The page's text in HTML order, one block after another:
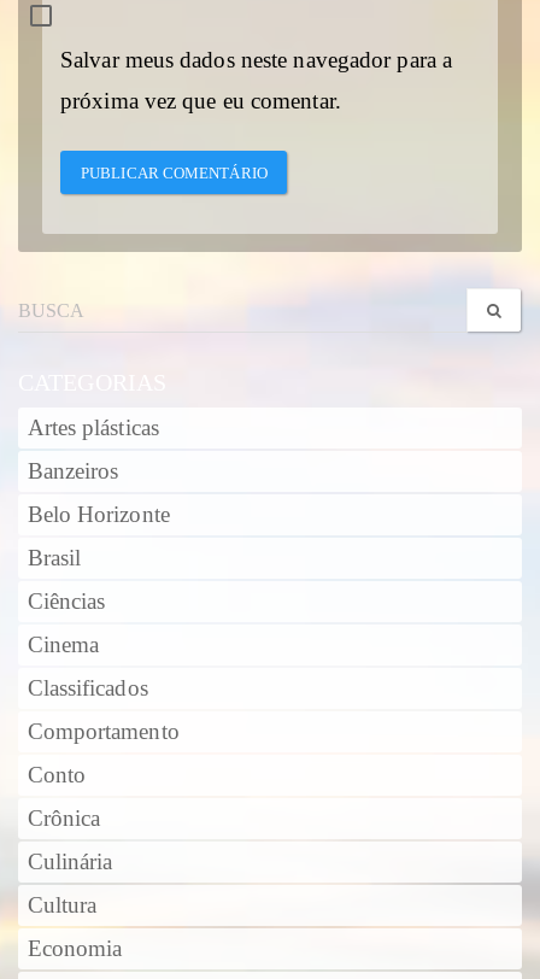
Salvar meus dados neste navegador para a
próxima vez que eu comentar.
Artes plásticas
Banzeiros
Belo Horizonte
Brasil
Ciências
Cinema
Classificados
Comportamento
Conto
Crônica
Culinária
Cultura
Economia